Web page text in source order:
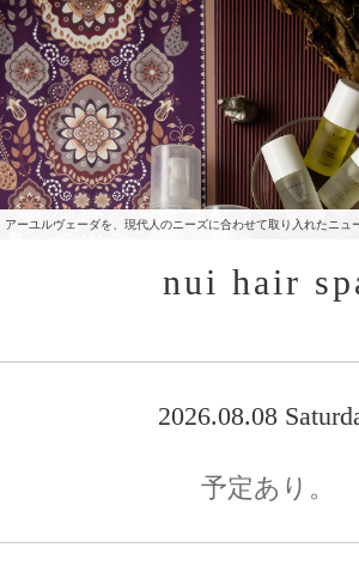
nui hair
2026.08.08
予定あり。
アーユルヴェーダを、現代人のニーズに合わせて取り入れたニュ